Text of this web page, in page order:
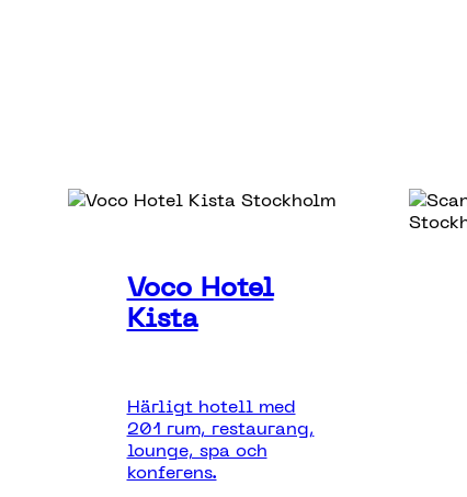
Voco Hotel
Kista
Härligt hotell med
201 rum, restaurang,
lounge, spa och
konferens.